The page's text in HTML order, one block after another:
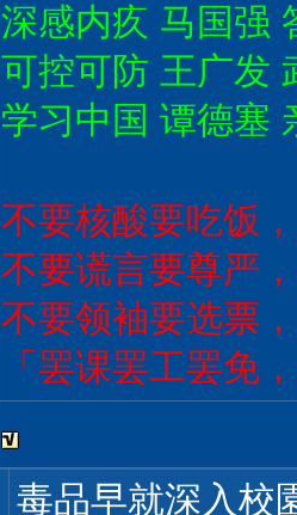
深感内疚 马国强
可控可防 王广发
学习中国 谭德塞
不要核酸要吃饭
不要谎言要尊严
不要领袖要选票
「罢课罢工罢免
毒品早就深入校